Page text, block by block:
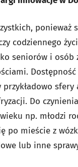
ponieważ
codziennego
seniorów i osób
przykładowo
Do
np. młodzi
po mieście z
lub inne